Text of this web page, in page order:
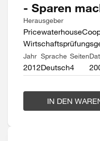
- Sparen
Herausgeber
Jahr
2012
Sprache
Deutsch
Seiten
4
IN DEN